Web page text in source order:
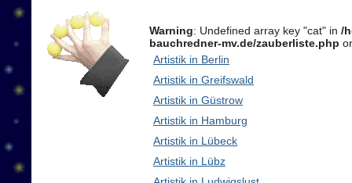
Warning: Undefined array key "cat" in /
bauchredner-mv.de/zauberliste.php
Artistik in Berlin
Artistik in Greifswald
Artistik in Güstrow
Artistik in Hamburg
Artistik in Lübeck
Artistik in Lübz